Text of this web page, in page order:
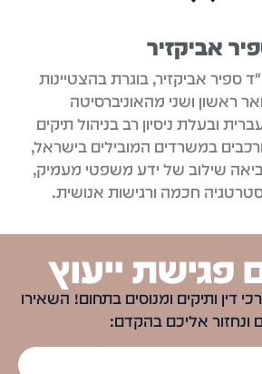
אביקזיר
ספיר אביקזיר, בוגרת בהצטיינות
ראשון ושני מהאוניברסיטה
ובעלת ניסיון רב בניהול תיקים
במשרדים המובילים בישראל,
שילוב של ידע משפטי מעמיק,
חכמה ורגישות אנושית.
פגישת ייעוץ
דין ותיקים ומנוסים בתחום! השאירו
ונחזור אליכם בהקדם: